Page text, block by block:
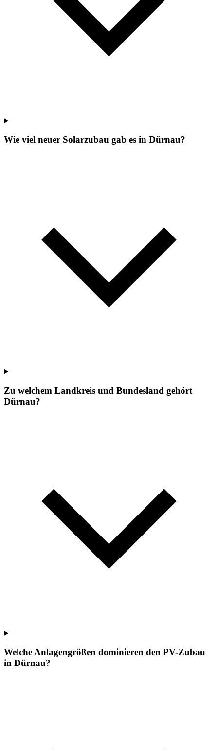
Wie viel neuer Solarzubau gab es in Dürnau?
Zu welchem Landkreis und Bundesland gehört
Dürnau?
Welche Anlagengrößen dominieren den PV-Zubau
in Dürnau?